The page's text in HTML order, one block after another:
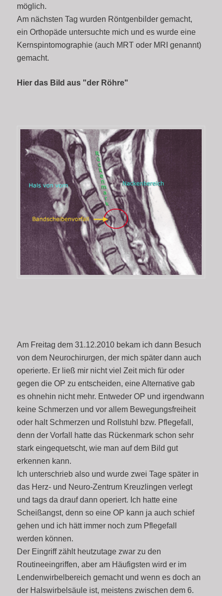
möglich.
Am nächsten Tag wurden Röntgenbilder gemacht,
ein Orthopäde untersuchte mich und es wurde eine
Kernspintomographie (auch MRT oder MRI genannt)
gemacht.
Hier das Bild aus "der Röhre"
Am Freitag dem 31.12.2010 bekam ich dann Besuch
von dem Neurochirurgen, der mich später dann auch
operierte. Er ließ mir nicht viel Zeit mich für oder
gegen die OP zu entscheiden, eine Alternative gab
es ohnehin nicht mehr. Entweder OP und irgendwann
keine Schmerzen und vor allem Bewegungsfreiheit
oder halt Schmerzen und Rollstuhl bzw. Pflegefall,
denn der Vorfall hatte das Rückenmark schon sehr
stark eingequetscht, wie man auf dem Bild gut
erkennen kann.
Ich unterschrieb also und wurde zwei Tage später in
das Herz- und Neuro-Zentrum Kreuzlingen verlegt
und tags da drauf dann operiert. Ich hatte eine
Scheißangst, denn so eine OP kann ja auch schief
gehen und ich hätt immer noch zum Pflegefall
werden können.
Der Eingriff zählt heutzutage zwar zu den
Routineeingriffen, aber am Häufigsten wird er im
Lendenwirbelbereich gemacht und wenn es doch an
der Halswirbelsäule ist, meistens zwischen dem 6.